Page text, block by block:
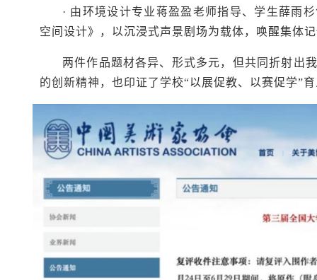
· 由环境设计专业蒋盈盈老师指导、学生薛
空间设计》，以沉浸式声景剧场为载体，唤醒集体
两件作品题材各异、形式多元，但共同折射出
的创新精神，也印证了学校“以展促教、以赛促学”